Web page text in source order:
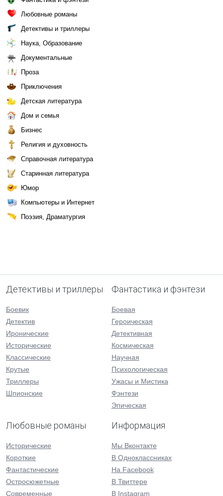
Любовные романы
Детективы и триллеры
Наука, Образование
Документальные
Проза
Приключения
Детская литература
Дом и семья
Бизнес
Религия и духовность
Справочная литература
Старинная литература
Юмор
Компьютеры и Интернет
Поэзия, Драматургия
Детективы и триллеры
Боевик
Детектив
Иронические
Исторические
Классические
Крутые
Триллеры
Шпионские
Фантастика и фэнтези
Боевая
Героическая
Детективная
Космическая
Научная
Психологическая
Ужасы и Мистика
Фэнтези
Эпическая
Любовные романы
Исторические
Короткие
Фантастические
Остросюжетные
Современные
Информация
Мы Вконтакте
В Одноклассниках
На Facebook
В Твиттере
В Instagram